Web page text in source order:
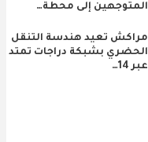
المتوجهين إلى محطة…
مراكش تعيد هندسة التنقل
الحضري بشبكة دراجات تمتد
عبر 14…